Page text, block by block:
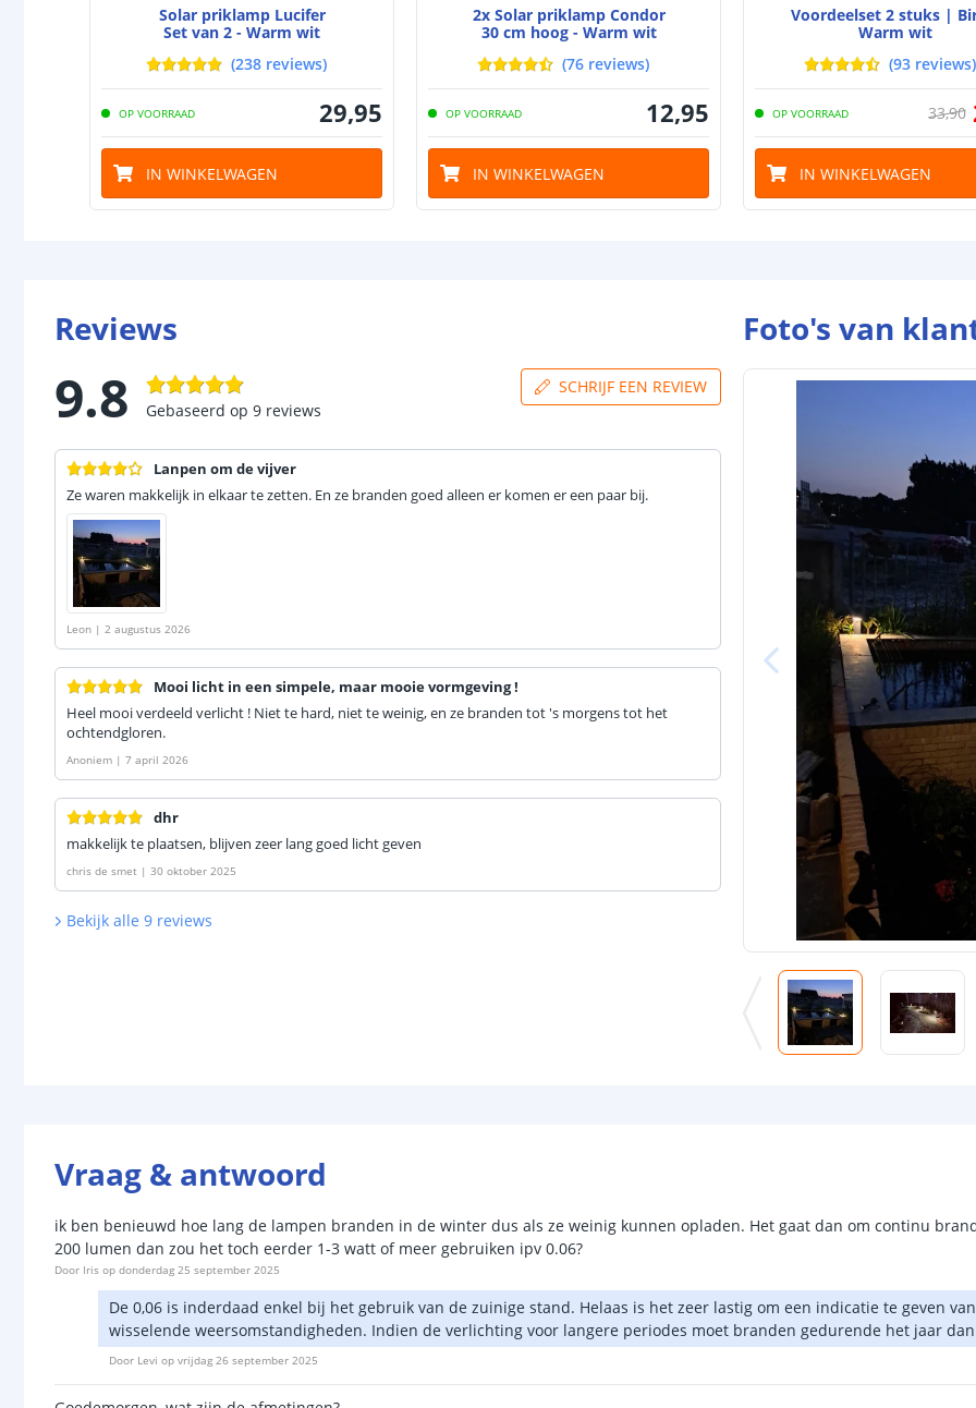
Aantal
Laadtijd
Brandduur
De meest
blog.
Solar priklamp Lucifer
Set van 2 - Warm wit
(238 reviews)
OP VOORRAAD 29,95
IN WINKELWAGEN
2x Solar priklamp Condor
30 cm hoog - Warm wit
(76 reviews)
OP VOORRAAD 12,95
IN WINKELWAGEN
Voordeelset 2 stuks |
Warm wit
(93 reviews)
OP VOORRAAD 33,90
IN WINKELWAGEN
Reviews
9.8 Gebaseerd op 9 reviews
SCHRIJF EEN REVIEW
Lanpen om de vijver
Ze waren makkelijk in elkaar te zetten. En ze branden goed alleen er komen er een paar bij.
Leon | 2 augustus 2026
Mooi licht in een simpele, maar mooie vormgeving !
Heel mooi verdeeld verlicht ! Niet te hard, niet te weinig, en ze branden tot 's morgens tot het
ochtendgloren.
Anoniem | 7 april 2026
dhr
makkelijk te plaatsen, blijven zeer lang goed licht geven
chris de smet | 30 oktober 2025
Bekijk alle 9 reviews
Foto's van
Vraag & antwoord
ik ben benieuwd hoe lang de lampen branden in de winter dus als ze weinig kunnen opladen. Het gaat dan om continu
200 lumen dan zou het toch eerder 1-3 watt of meer gebruiken ipv 0.06?
Door Iris op donderdag 25 september 2025
De 0,06 is inderdaad enkel bij het gebruik van de zuinige stand. Helaas is het zeer lastig om een indicatie te geven
wisselende weersomstandigheden. Indien de verlichting voor langere periodes moet branden gedurende het jaar
Door Levi op vrijdag 26 september 2025